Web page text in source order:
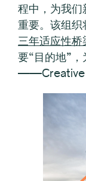
程中，为我们
重要。该组
三年适应性桥
要“目的地”
——Creative